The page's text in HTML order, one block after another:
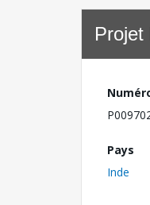
Projet
Pays
Inde